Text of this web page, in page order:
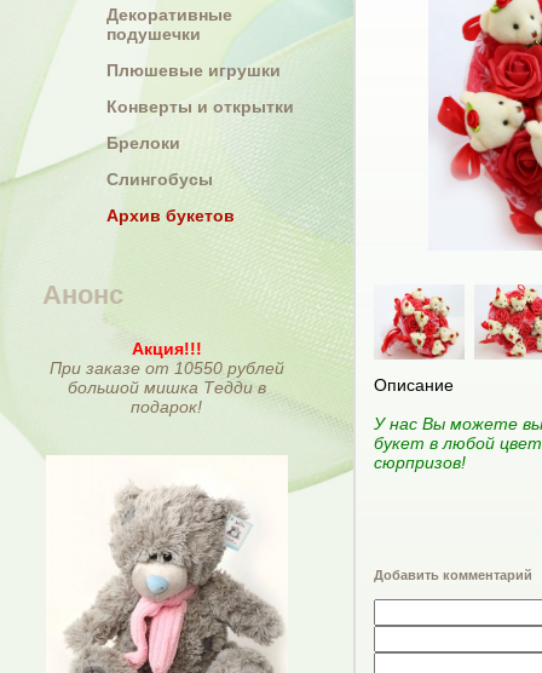
Декоративные
подушечки
Плюшевые игрушки
Конверты и открытки
Брелоки
Слингобусы
Архив букетов
Анонс
Акция!!!
При заказе от 10550 рублей
большой мишка Тедди в
подарок!
Описание
У нас Вы можете
букет в любой
сюрпризов!
Добавить комментарий